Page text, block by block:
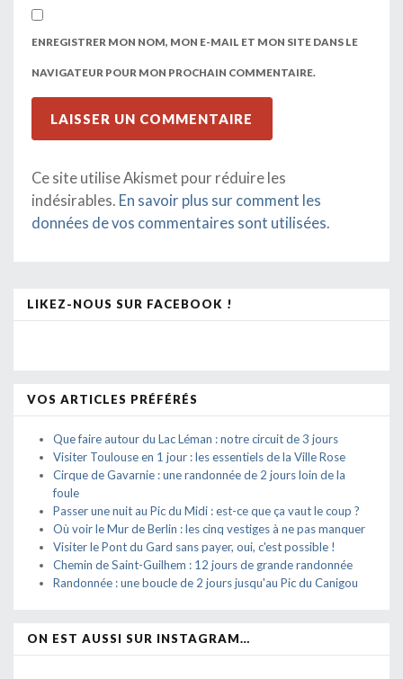
ENREGISTRER MON NOM, MON E-MAIL ET MON SITE DANS LE
NAVIGATEUR POUR MON PROCHAIN COMMENTAIRE.
Ce site utilise Akismet pour réduire les
indésirables. En savoir plus sur comment les
données de vos commentaires sont utilisées.
LIKEZ-NOUS SUR FACEBOOK !
VOS ARTICLES PRÉFÉRÉS
Que faire autour du Lac Léman : notre circuit de 3 jours
Visiter Toulouse en 1 jour : les essentiels de la Ville Rose
Cirque de Gavarnie : une randonnée de 2 jours loin de la
foule
Passer une nuit au Pic du Midi : est-ce que ça vaut le coup ?
Où voir le Mur de Berlin : les cinq vestiges à ne pas manquer
Visiter le Pont du Gard sans payer, oui, c'est possible !
Chemin de Saint-Guilhem : 12 jours de grande randonnée
Randonnée : une boucle de 2 jours jusqu'au Pic du Canigou
ON EST AUSSI SUR INSTAGRAM…